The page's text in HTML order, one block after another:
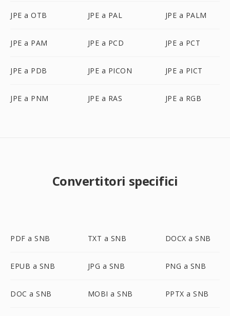
JPE a OTB JPE a PAL JPE a PALM
JPE a PAM JPE a PCD JPE a PCT
JPE a PDB JPE a PICON JPE a PICT
JPE a PNM JPE a RAS JPE a RGB
Convertitori specifici
PDF a SNB TXT a SNB DOCX a SNB
EPUB a SNB JPG a SNB PNG a SNB
DOC a SNB MOBI a SNB PPTX a SNB